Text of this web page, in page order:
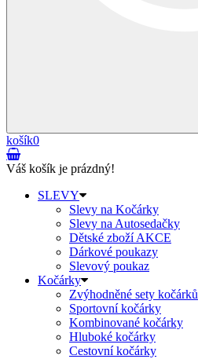
košík0
Váš košík je prázdný!
SLEVY
Slevy na Kočárky
Slevy na Autosedačky
Dětské zboží AKCE
Dárkové poukazy
Slevový poukaz
Kočárky
Zvýhodněné sety kočárků
Sportovní kočárky
Kombinované kočárky
Hluboké kočárky
Cestovní kočárky